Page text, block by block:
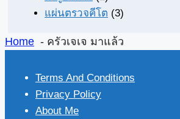
แผ่นตรวจคีโต (3)
Home ครัวเจเจ มาแล้ว
Terms And Conditions
Privacy Policy
About Me